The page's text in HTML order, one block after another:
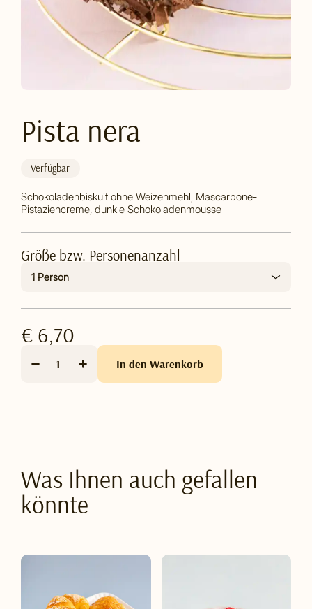
Pista nera
Verfügbar
Schokoladenbiskuit ohne Weizenmehl, Mascarpone-
Pistaziencreme, dunkle Schokoladenmousse
Größe bzw. Personenanzahl
1 Person
€ 6,70
In den Warenkorb
Was Ihnen auch gefallen
könnte